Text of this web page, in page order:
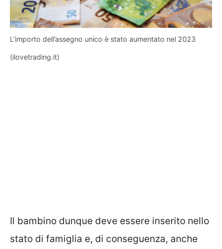
L’importo dell’assegno unico è stato aumentato nel 2023
(ilovetrading.it)
Il bambino dunque deve essere inserito nello
stato di famiglia e, di conseguenza, anche